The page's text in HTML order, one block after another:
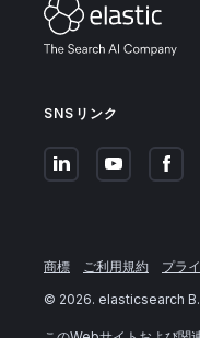
SNSリンク
商標 ご利用規約 プラ
© 2026. elasticsearch